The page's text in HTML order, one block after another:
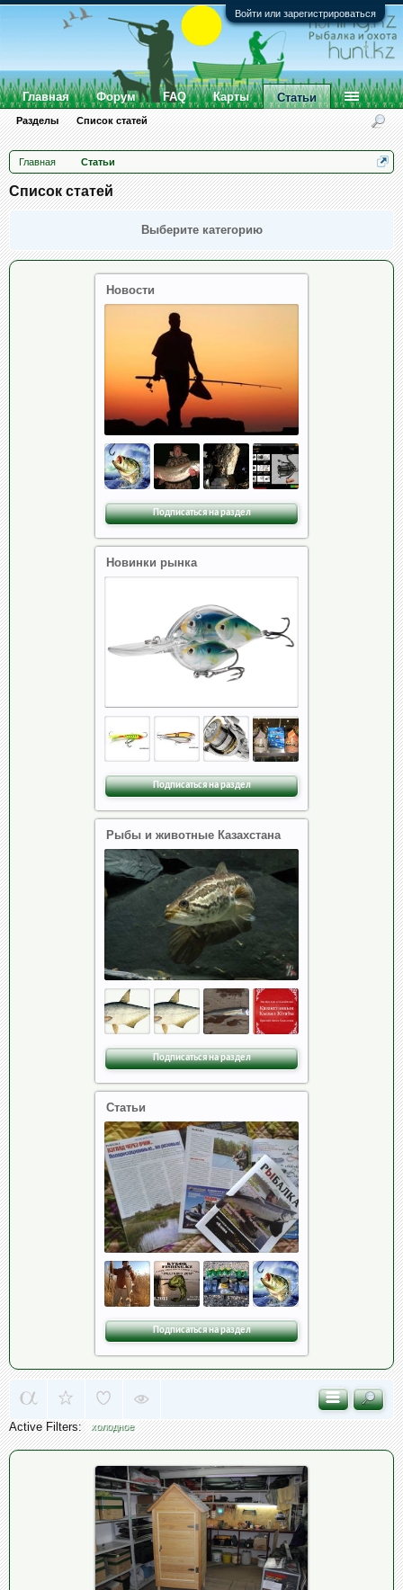
Войти или зарегистрироваться
Главная Статьи
Список статей
Выберите категорию
Новости
Подписаться на раздел
Новинки рынка
Подписаться на раздел
Рыбы и животные Казахстана
Подписаться на раздел
Статьи
Подписаться на раздел
Active Filters: холодное
Главная Форум FAQ Карты Статьи
Разделы Список статей